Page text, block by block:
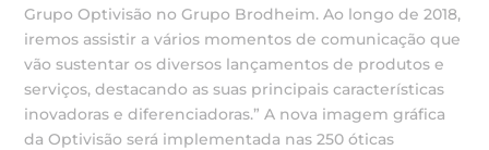
Grupo Optivisão no Grupo Brodheim. Ao longo de 2018,
iremos assistir a vários momentos de comunicação que
vão sustentar os diversos lançamentos de produtos e
serviços, destacando as suas principais características
inovadoras e diferenciadoras.” A nova imagem gráfica
da Optivisão será implementada nas 250 óticas